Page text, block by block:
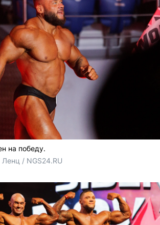
на победу.
/ NGS24.RU